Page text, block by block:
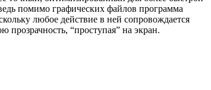
помимо графических файлов программа
любое действие в ней сопровождается
“проступая” на экран.